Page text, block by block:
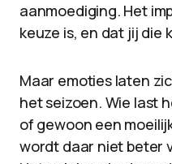
aanmoediging. Het
keuze is, en dat jij die
Maar emoties laten
het seizoen. Wie last
of gewoon een
wordt daar niet beter